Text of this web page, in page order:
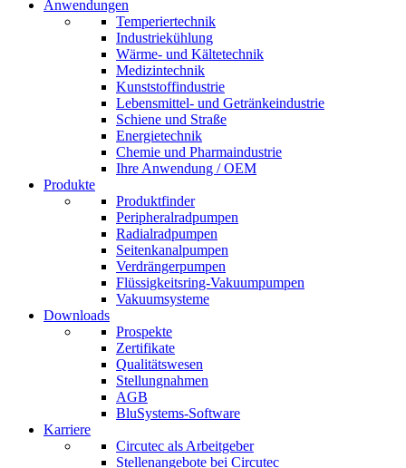
Anwendungen
Temperiertechnik
Industriekühlung
Wärme- und Kältetechnik
Medizintechnik
Kunststoffindustrie
Lebensmittel- und Getränkeindustrie
Schiene und Straße
Energietechnik
Chemie und Pharmaindustrie
Ihre Anwendung / OEM
Produkte
Produktfinder
Peripheralradpumpen
Radialradpumpen
Seitenkanalpumpen
Verdrängerpumpen
Flüssigkeitsring-Vakuumpumpen
Vakuumsysteme
Downloads
Prospekte
Zertifikate
Qualitätswesen
Stellungnahmen
AGB
BluSystems-Software
Karriere
Circutec als Arbeitgeber
Stellenangebote bei Circutec